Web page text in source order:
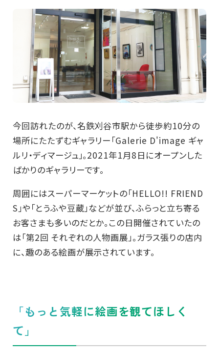
今回訪れたのが、名鉄刈谷市駅から徒歩約10分の
場所にたたずむギャラリー「Galerie D'image ギャ
ルリ・ディマージュ」。2021年1月8日にオープンした
ばかりのギャラリーです。
周囲にはスーパーマーケットの「HELLO!! FRIEND
S」や「とうふや豆蔵」などが並び、ふらっと立ち寄る
お客さまも多いのだとか。この日開催されていたの
は「第2回 それぞれの人物画展」。ガラス張りの店内
に、趣のある絵画が展示されています。
「もっと気軽に絵画を観てほしく
て」